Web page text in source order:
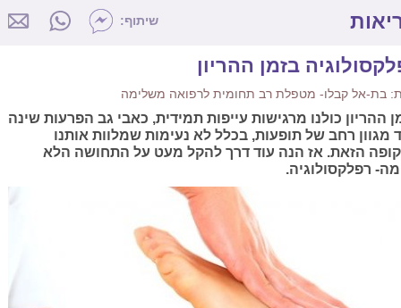
שיתוף:
בזמן ההריון
בת-אל קבלו- מטפלת רב תחומית לרפואה משלימה
ההריון כולנו מרגישות עייפות תמידית, כאבי גב הפרעות שינה
מגוון רחב של תופעות, בכלל לא נעימות שמלוות אותנו
הזאת. אז הנה עוד דרך להקל מעט על התחושה הלא
רפלקסולוגיה.